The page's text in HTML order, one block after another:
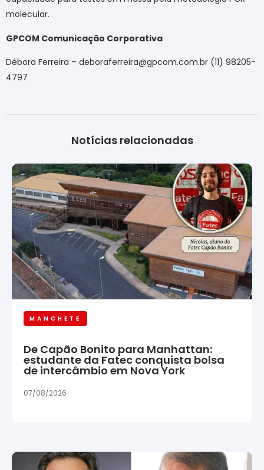
molecular.
GPCOM Comunicação Corporativa
Débora Ferreira – deboraferreira@gpcom.com.br (11) 98205-
4797
Notícias relacionadas
MANCHETE
De Capão Bonito para Manhattan:
estudante da Fatec conquista bolsa
de intercâmbio em Nova York
07/08/2026